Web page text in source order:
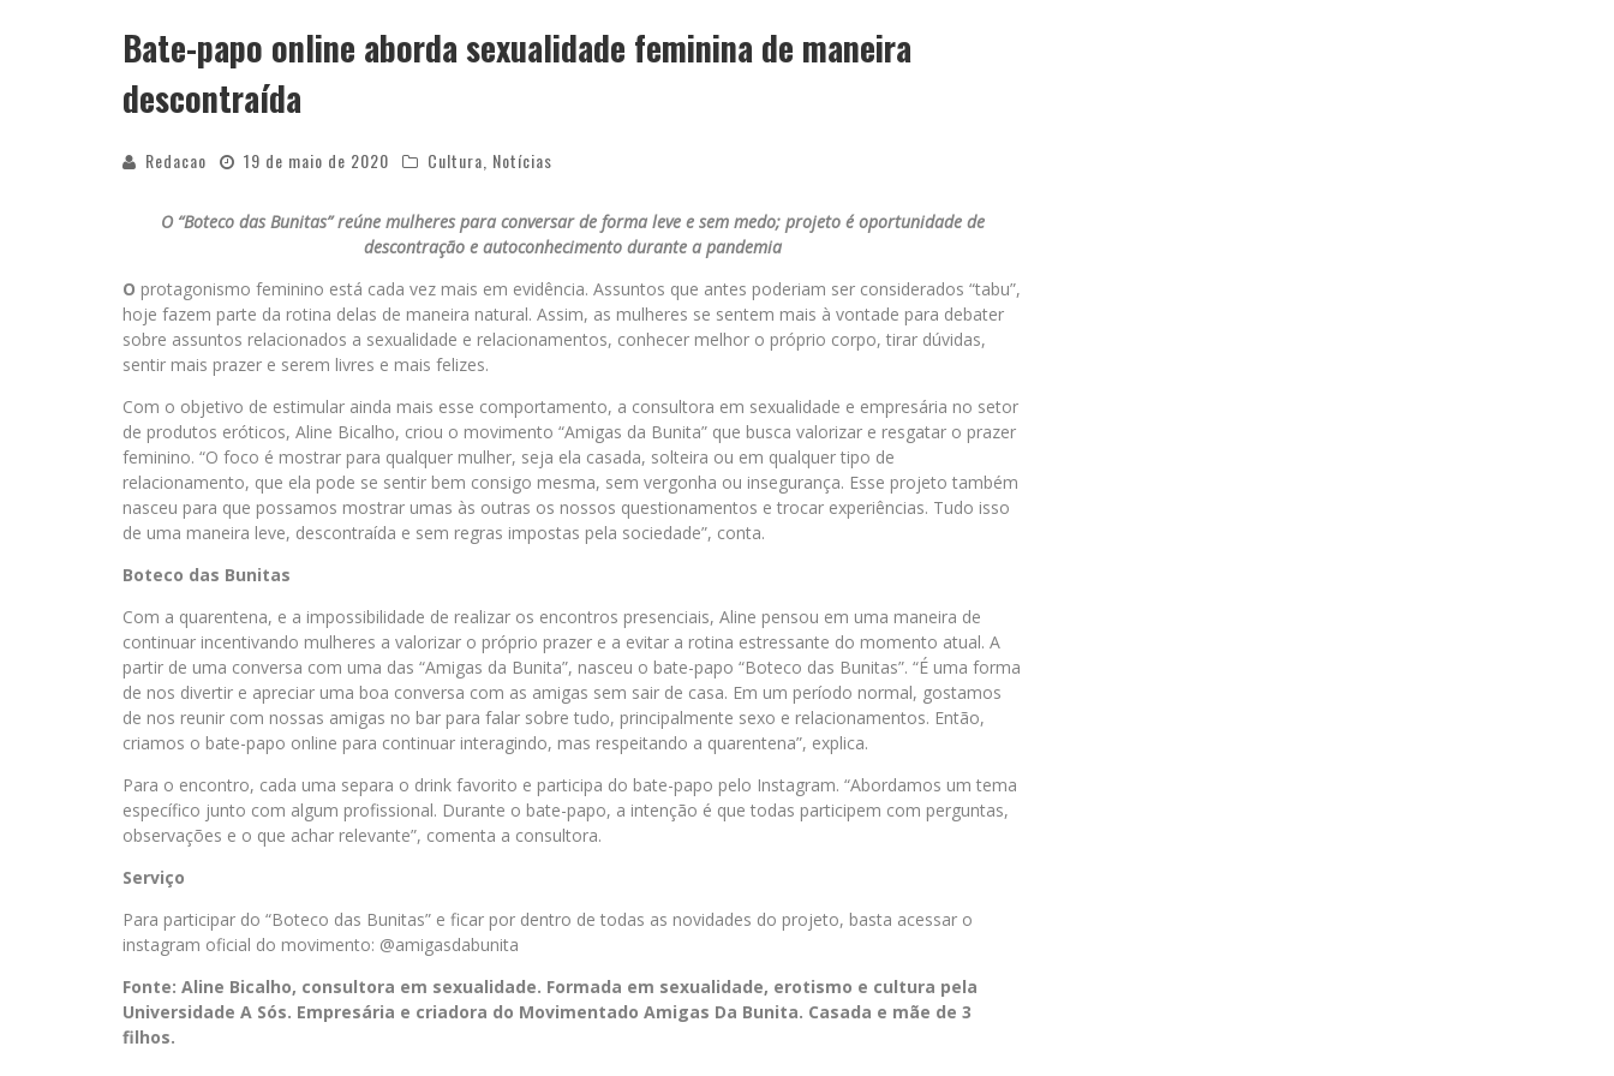
Bate-papo online aborda sexualidade feminina de maneira
descontraída
Redacao 19 de maio de 2020 Cultura Notícias
O “Boteco das Bunitas” reúne mulheres para conversar de forma leve e sem medo; projeto é oportunidade de
descontração e autoconhecimento durante a pandemia
O protagonismo feminino está cada vez mais em evidência. Assuntos que antes poderiam ser considerados “tabu”,
hoje fazem parte da rotina delas de maneira natural. Assim, as mulheres se sentem mais à vontade para debater
sobre assuntos relacionados a sexualidade e relacionamentos, conhecer melhor o próprio corpo, tirar dúvidas,
sentir mais prazer e serem livres e mais felizes.
Com o objetivo de estimular ainda mais esse comportamento, a consultora em sexualidade e empresária no setor
de produtos eróticos, Aline Bicalho, criou o movimento “Amigas da Bunita” que busca valorizar e resgatar o prazer
feminino. “O foco é mostrar para qualquer mulher, seja ela casada, solteira ou em qualquer tipo de
relacionamento, que ela pode se sentir bem consigo mesma, sem vergonha ou insegurança. Esse projeto também
nasceu para que possamos mostrar umas às outras os nossos questionamentos e trocar experiências. Tudo isso
de uma maneira leve, descontraída e sem regras impostas pela sociedade”, conta.
Boteco das Bunitas
Com a quarentena, e a impossibilidade de realizar os encontros presenciais, Aline pensou em uma maneira de
continuar incentivando mulheres a valorizar o próprio prazer e a evitar a rotina estressante do momento atual. A
partir de uma conversa com uma das “Amigas da Bunita”, nasceu o bate-papo “Boteco das Bunitas”. “É uma forma
de nos divertir e apreciar uma boa conversa com as amigas sem sair de casa. Em um período normal, gostamos
de nos reunir com nossas amigas no bar para falar sobre tudo, principalmente sexo e relacionamentos. Então,
criamos o bate-papo online para continuar interagindo, mas respeitando a quarentena”, explica.
Para o encontro, cada uma separa o drink favorito e participa do bate-papo pelo Instagram. “Abordamos um tema
específico junto com algum profissional. Durante o bate-papo, a intenção é que todas participem com perguntas,
observações e o que achar relevante”, comenta a consultora.
Serviço
Para participar do “Boteco das Bunitas” e ficar por dentro de todas as novidades do projeto, basta acessar o
instagram oficial do movimento: @amigasdabunita
Fonte: Aline Bicalho, consultora em sexualidade. Formada em sexualidade, erotismo e cultura pela
Universidade A Sós. Empresária e criadora do Movimentado Amigas Da Bunita. Casada e mãe de 3
filhos.